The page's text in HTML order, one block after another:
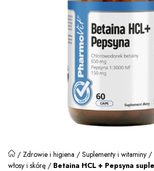
/ Zdrowie i higiena / Suplementy i witaminy /
włosy i skórę / Betaina HCL + Pepsyna